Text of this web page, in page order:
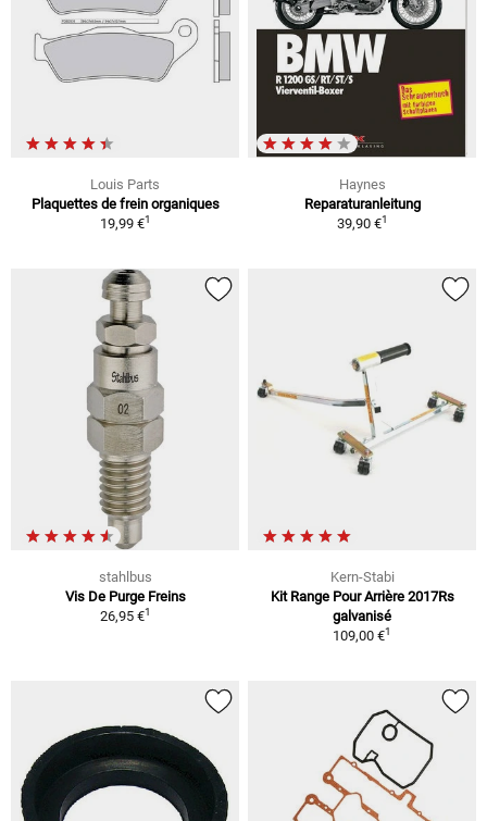
Louis Parts
Plaquettes de frein organiques
19,99 €1
Haynes
Reparaturanleitung
39,90 €1
stahlbus
Vis De Purge Freins
26,95 €1
Kern-Stabi
Kit Range Pour Arrière 2017Rs
galvanisé
109,00 €1